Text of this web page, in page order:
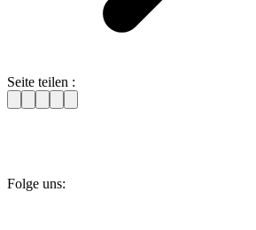
Seite teilen :
Folge uns: